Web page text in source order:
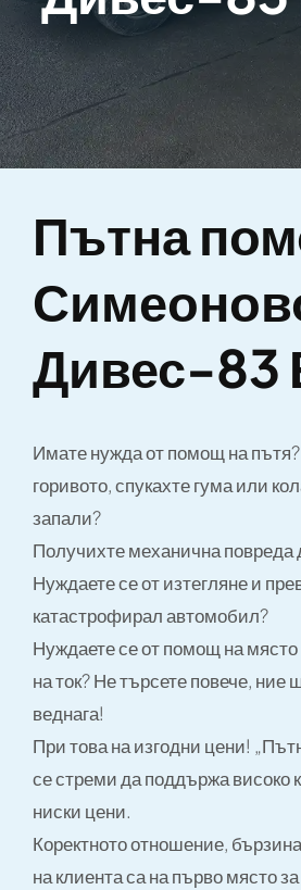
Пътна
Дивес-
Имате нужда от помощ на
горивото, спукахте гума или
запали?
Получихте механична повреда
Нуждаете се от изтегляне и
катастрофирал автомобил?
Нуждаете се от помощ на
на ток? Не търсете повече, ние
веднага!
При това на изгодни цени!
се стреми да поддържа високо
ниски цени.
Коректното отношение,
на клиента са на първо място